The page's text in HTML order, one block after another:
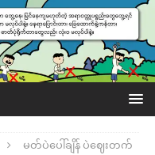
မတ်ပဲပေါ်ချိန် ပဲဈေးတက်